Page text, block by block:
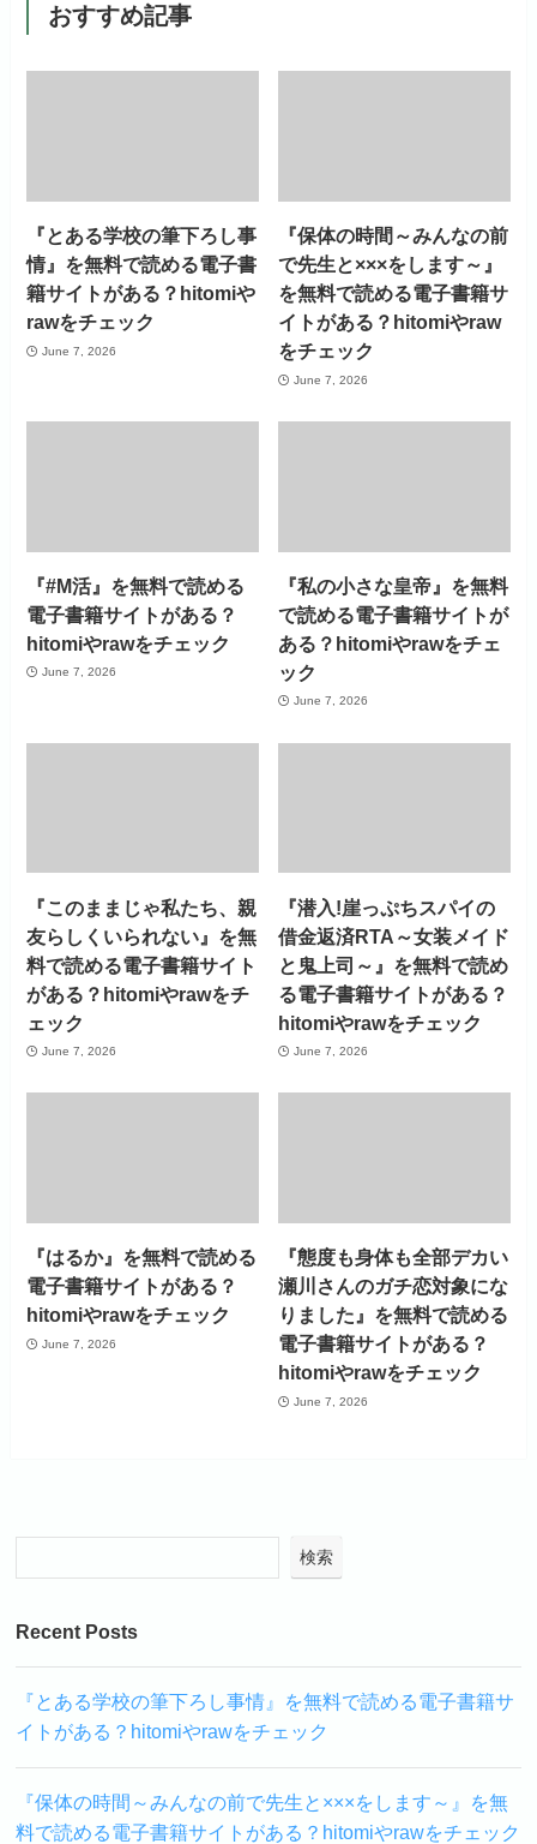
おすすめ記事
『とある学校の筆下ろし事
情』を無料で読める電子書
籍サイトがある？hitomiや
rawをチェック
June 7, 2026
『保体の時間～みんなの前
で先生と×××をします～』
を無料で読める電子書籍サ
イトがある？hitomiやraw
をチェック
June 7, 2026
『#M活』を無料で読める
電子書籍サイトがある？
hitomiやrawをチェック
June 7, 2026
『私の小さな皇帝』を無料
で読める電子書籍サイトが
ある？hitomiやrawをチェ
ック
June 7, 2026
『このままじゃ私たち、親
友らしくいられない』を無
料で読める電子書籍サイト
がある？hitomiやrawをチ
ェック
June 7, 2026
『潜入!崖っぷちスパイの
借金返済RTA～女装メイド
と鬼上司～』を無料で読め
る電子書籍サイトがある？
hitomiやrawをチェック
June 7, 2026
『はるか』を無料で読める
電子書籍サイトがある？
hitomiやrawをチェック
June 7, 2026
『態度も身体も全部デカい
瀬川さんのガチ恋対象にな
りました』を無料で読める
電子書籍サイトがある？
hitomiやrawをチェック
June 7, 2026
検索
Recent Posts
『とある学校の筆下ろし事情』を無料で読める電子書籍サ
イトがある？hitomiやrawをチェック
『保体の時間～みんなの前で先生と×××をします～』を無
料で読める電子書籍サイトがある？hitomiやrawをチェック